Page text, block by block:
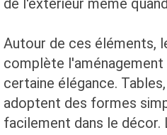
de l'extérieur même
Autour de ces éléments,
complète l'aménagement
certaine élégance.
adoptent des formes
facilement dans le